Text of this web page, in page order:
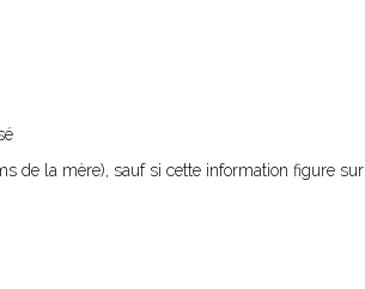
de la mère), sauf si cette information figure sur